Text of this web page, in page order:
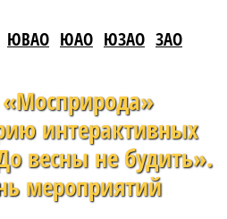
ЮВАО ЮАО ЮЗАО ЗАО
интерактивных
весны не будить».
мероприятий